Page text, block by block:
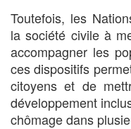
Toutefois, les
la société civile à
accompagner les
ces dispositifs
citoyens et de
développement
chômage dans